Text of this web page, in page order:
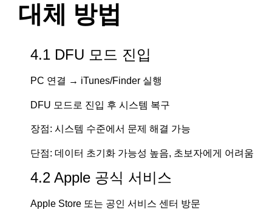
대체 방법
4.1 DFU 모드 진입
PC 연결 → iTunes/Finder 실행
DFU 모드로 진입 후 시스템 복구
장점: 시스템 수준에서 문제 해결 가능
단점: 데이터 초기화 가능성 높음, 초보자에게 어려움
4.2 Apple 공식 서비스
Apple Store 또는 공인 서비스 센터 방문